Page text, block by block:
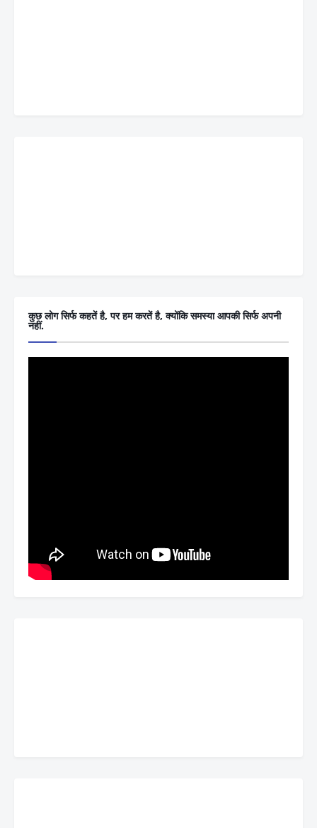
कुछ लोग सिर्फ कहतें है, पर हम करतें है, क्योंकि समस्या आपकी सिर्फ अपनी
नहीं.